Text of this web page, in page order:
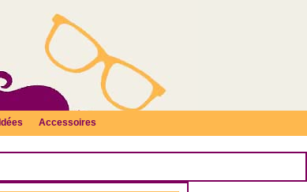
Idées Accessoires